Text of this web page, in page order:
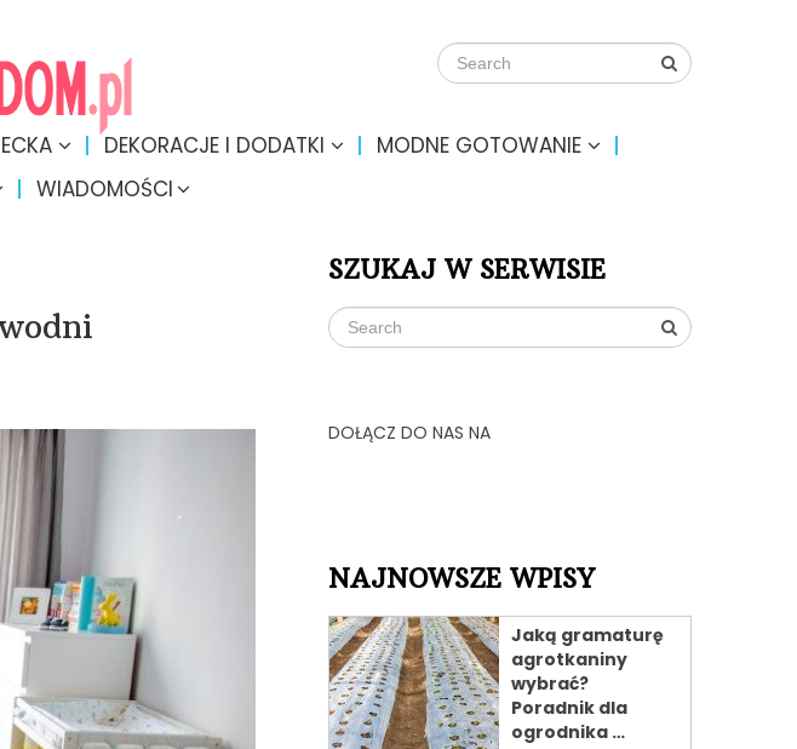
DEKORACJE I DODATKI
MODNE GOTOWANIE
WIADOMOŚCI
SZUKAJ W SERWISIE
DOŁĄCZ DO NAS NA
NAJNOWSZE WPISY
Jaką gramaturę
agrotkaniny
wybrać?
Poradnik dla
ogrodnika …